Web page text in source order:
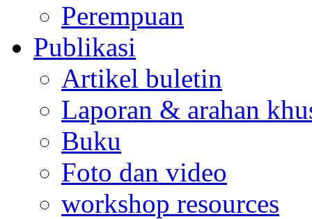
Perempuan
Publikasi
Artikel buletin
Laporan & arahan
Buku
Foto dan video
workshop resources